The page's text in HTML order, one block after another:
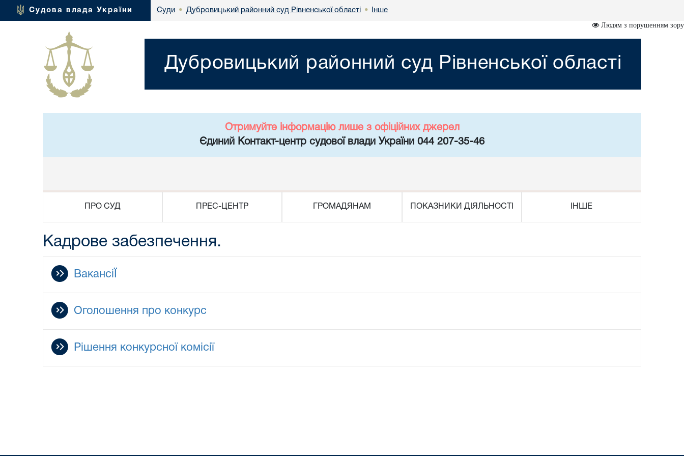
Судова влада України Суди • Дубровицький районний суд Рівненської області • Інше
Людям з порушенням зору
Дубровицький районний суд Рівненської області
Отримуйте інформацію лише з офіційних джерел
Єдиний Контакт-центр судової влади України 044 207-35-46
ПРО СУД ПРЕС-ЦЕНТР ГРОМАДЯНАМ ПОКАЗНИКИ ДІЯЛЬНОСТІ ІНШЕ
Кадрове забезпечення.
ВакансіЇ
Оголошення про конкурс
Рішення конкурсної комісії